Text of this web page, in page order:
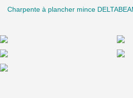
Charpente à plancher mince